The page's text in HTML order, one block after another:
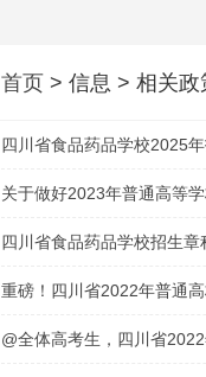
首页 > 信息 > 相关政
四川省食品药品学校2025
关于做好2023年普通高等
的通知
四川省食品药品学校招生章
重磅！四川省2022年普通
@全体高考生，四川省